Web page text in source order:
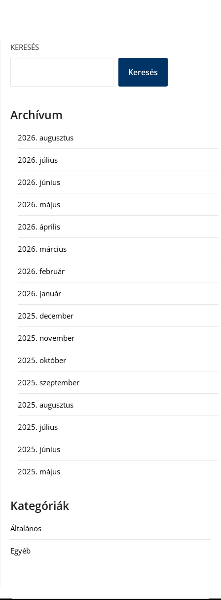
KERESÉS
Keresés
Archívum
2026. augusztus
2026. július
2026. június
2026. május
2026. április
2026. március
2026. február
2026. január
2025. december
2025. november
2025. október
2025. szeptember
2025. augusztus
2025. július
2025. június
2025. május
Kategóriák
Általános
Egyéb